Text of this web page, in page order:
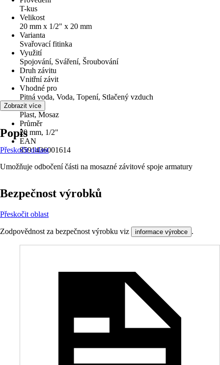
T-kus
Velikost
20 mm x 1/2" x 20 mm
Varianta
Svařovací fitinka
Využití
Spojování, Sváření, Šroubování
Druh závitu
Vnitřní závit
Vhodné pro
Pitná voda, Voda, Topení, Stlačený vzduch
Materiál
Plast, Mosaz
Průměr
20 mm, 1/2"
EAN
8591436001614
Zobrazit více
Popis
Přeskočit oblast
Umožňuje odbočení části na mosazné závitové spoje armatury
Bezpečnost výrobků
Přeskočit oblast
Zodpovědnost za bezpečnost výrobku viz informace výrobce .